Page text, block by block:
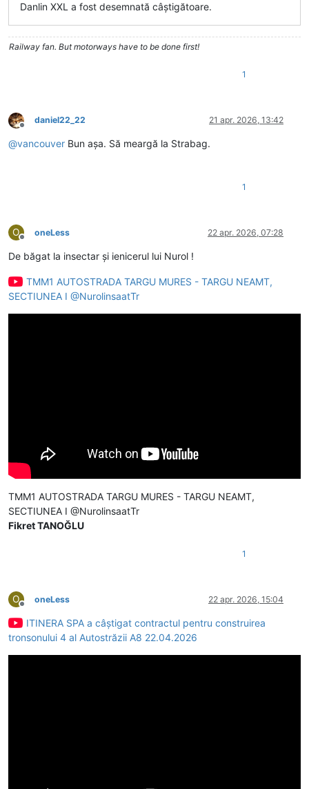
Danlin XXL a fost desemnată câștigătoare.
Railway fan. But motorways have to be done first!
1
Deconectat
daniel22_22 21 apr. 2026, 13:42
@vancouver Bun așa. Să meargă la Strabag.
1
O
Deconectat
oneLess 22 apr. 2026, 07:28
De băgat la insectar și ienicerul lui Nurol !
TMM1 AUTOSTRADA TARGU MURES - TARGU NEAMT,
SECTIUNEA I @NurolinsaatTr
TMM1 AUTOSTRADA TARGU MURES - TARGU NEAMT,
SECTIUNEA I ‪@NurolinsaatTr‬
Fikret TANOĞLU
1
O
Deconectat
oneLess 22 apr. 2026, 15:04
ITINERA SPA a câștigat contractul pentru construirea
tronsonului 4 al Autostrăzii A8 22.04.2026